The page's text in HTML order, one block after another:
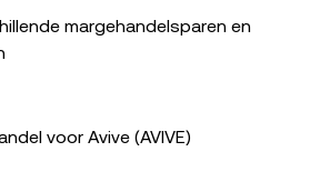
margehandelsparen en
voor Avive (AVIVE)